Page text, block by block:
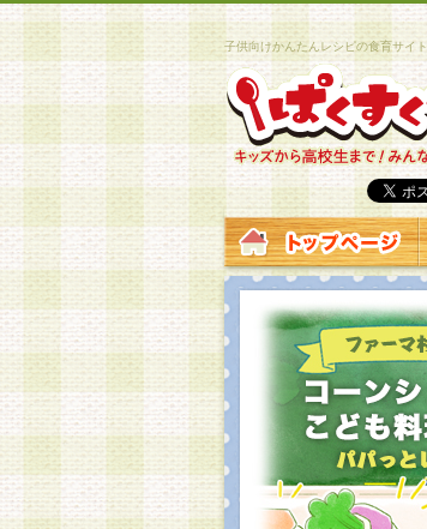
子供向けかんたんレシピの食育サイト